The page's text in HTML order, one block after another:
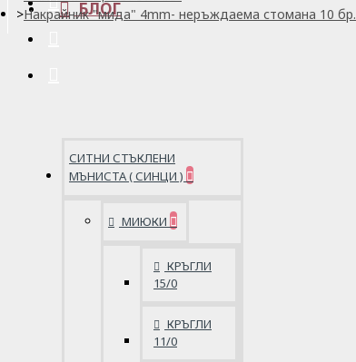
БЛОГ
Накрайник "мида" 4mm- неръждаема стомана 10 бр.
СИТНИ СТЪКЛЕНИ
МЪНИСТА ( СИНЦИ )
МИЮКИ
КРЪГЛИ
15/0
КРЪГЛИ
11/0